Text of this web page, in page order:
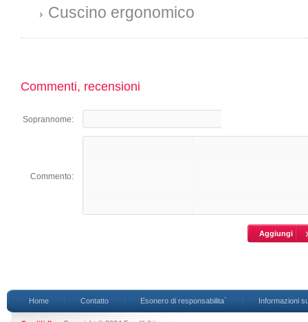
Cuscino ergonomico
Commenti, recensioni
Soprannome:
Commento:
Home Contatto Esonero di responsabilita` Informazioni